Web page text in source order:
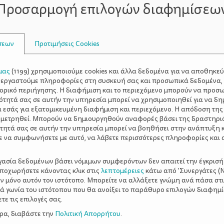
κατευθείαν στο γυμναστήριο. Εάν επιταχύνετε
βήμα. «
Χρειάζεται να περπατάτε έντονα 150
Michigan State University. Κι επειδή ίσως να είναι
να ξεκινήσετε ακόμη και με 10 λεπτά έντονου
ασκήσεις με μικρά βάρη. Προτού ξεκινήσετε όμως, θα
καισαρική. Πηγή: WebMD
διατροφή επιπλέον βάρος κιλά εγκυμοσύνης
επιλογών
Προτιμήσεις Cookies
(1199) χρησιμοποιούμε cookies και άλλα δεδομένα για να
πληροφορίες στη συσκευή σας και προσωπικά
περιήγησης. Η διαφήμιση και το περιεχόμενο μπορούν να
σας σε αυτήν την υπηρεσία μπορεί να χρησιμοποιηθεί για να
εσάς για εξατομικευμένη διαφήμιση και περιεχόμενο. Η απόδοση
Μπορούν να δημιουργηθούν αναφορές βάσει της
σας σε αυτήν την υπηρεσία μπορεί να βοηθήσει στην ανάπτυξη
να συμφωνήσετε με αυτό, να λάβετε περισσότερες πληροφορίες και
δεδομένων βάσει νόμιμων συμφερόντων δεν απαιτεί την
κάνοντας κλικ στις λεπτομέρειες κάτω από 'Συνεργάτες
μόνο αυτόν τον ιστότοπο. Μπορείτε να αλλάξετε γνώμη ανά πάσα
γωνία του ιστότοπου που θα ανοίξει το παράθυρο επιλογών
τις επιλογές σας.
διαβάστε την Πολιτική Απορρήτου.